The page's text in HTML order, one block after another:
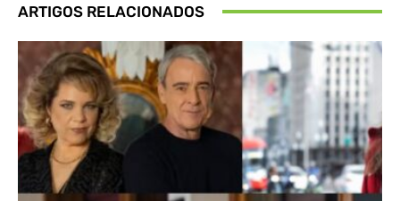
ARTIGOS RELACIONADOS